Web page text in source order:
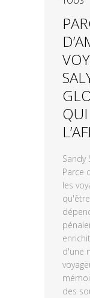
Sandy
Parce
les
d'une
des